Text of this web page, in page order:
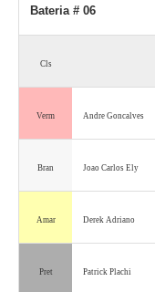
Bateria # 06
Cls
Verm Andre Goncalves
Bran Joao Carlos Ely
Amar Derek Adriano
Pret Patrick Plachi